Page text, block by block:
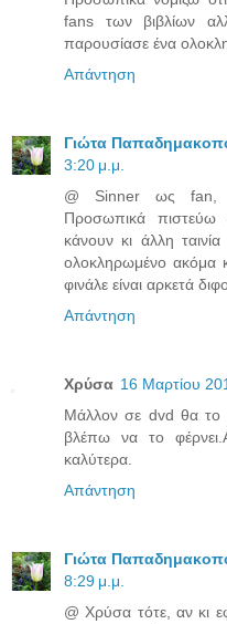
fans των βιβλίων
παρουσίασε ένα
Απάντηση
Γιώτα
3:20 μ.μ.
@ Sinner ως fan,
Προσωπικά πιστεύω
κάνουν κι άλλη
ολοκληρωμένο ακόμα
φινάλε είναι αρκετά
Απάντηση
Χρύσα 16 Μαρτίου
Μάλλον σε dvd θα το
βλέπω να το
καλύτερα.
Απάντηση
Γιώτα
8:29 μ.μ.
@ Χρύσα τότε, αν κι